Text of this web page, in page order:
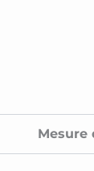
Mesure